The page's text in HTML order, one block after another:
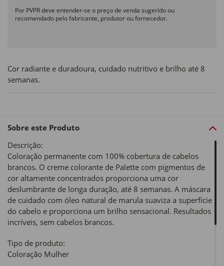
Por PVPR deve entender-se o preço de venda sugerido ou
recomendado pelo fabricante, produtor ou fornecedor.
Cor radiante e duradoura, cuidado nutritivo e brilho até 8
semanas.
Sobre este Produto
Descrição:
Coloração permanente com 100% cobertura de cabelos
brancos. O creme colorante de Palette com pigmentos de
cor altamente concentrados proporciona uma cor
deslumbrante de longa duração, até 8 semanas. A máscara
de cuidado com óleo natural de marula suaviza a superfície
do cabelo e proporciona um brilho sensacional. Resultados
incríveis, sem cabelos brancos.
Tipo de produto:
Coloração Mulher